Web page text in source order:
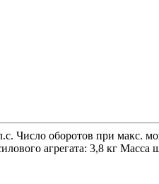
Число оборотов при
агрегата: 3,8 кг Масса